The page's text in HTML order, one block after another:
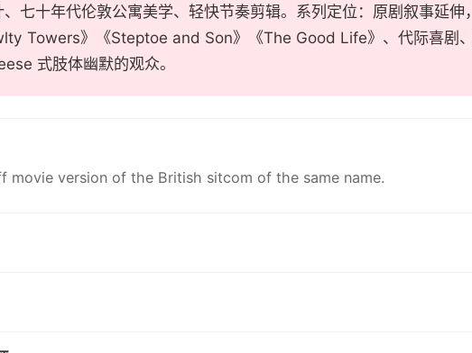
、七十年代伦敦公寓美学、轻快节奏剪辑。系列定位：原剧叙事延
Towers》《Steptoe and Son》《The Good Life》、代际喜剧、
式肢体幽默的观众。
movie version of the British sitcom of the same name.